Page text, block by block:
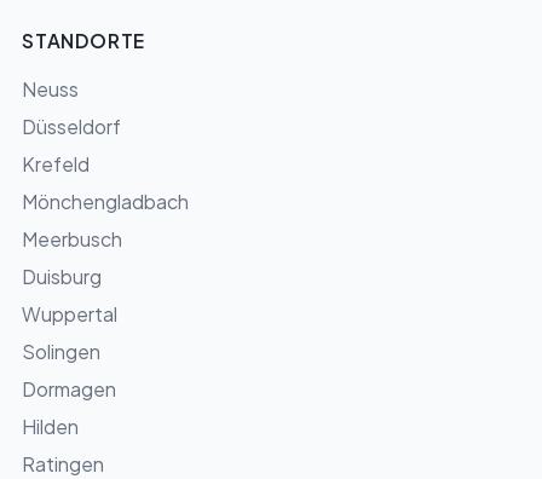
STANDORTE
Neuss
Düsseldorf
Krefeld
Mönchengladbach
Meerbusch
Duisburg
Wuppertal
Solingen
Dormagen
Hilden
Ratingen